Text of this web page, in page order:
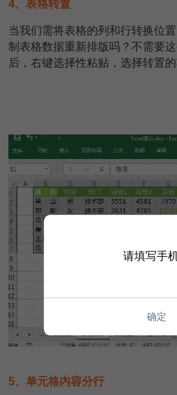
4、表格转置
当我们需将表格的列和行转换位
制表格数据重新排版吗？不需要
后，右键选择性粘贴，选择转置的
5、单元格内容分行
请填写手
确定